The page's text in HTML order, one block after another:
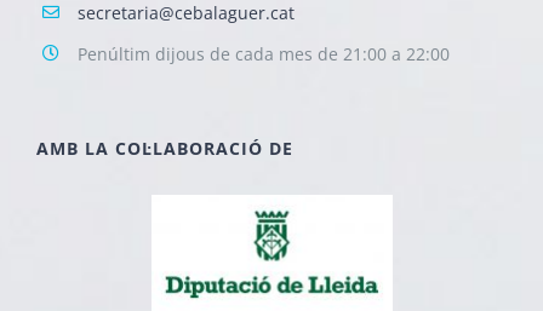
secretaria@cebalaguer.cat
Penúltim dijous de cada mes de 21:00 a 22:00
AMB LA COL·LABORACIÓ DE